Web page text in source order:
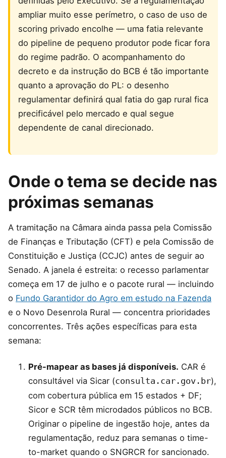
ampliar muito esse perímetro, o caso de uso de
scoring privado encolhe — uma fatia relevante
do pipeline de pequeno produtor pode ficar fora
do regime padrão. O acompanhamento do
decreto e da instrução do BCB é tão importante
quanto a aprovação do PL: o desenho
regulamentar definirá qual fatia do gap rural fica
precificável pelo mercado e qual segue
dependente de canal direcionado.
Onde o tema se decide nas
próximas semanas
A tramitação na Câmara ainda passa pela Comissão
de Finanças e Tributação (CFT) e pela Comissão de
Constituição e Justiça (CCJC) antes de seguir ao
Senado. A janela é estreita: o recesso parlamentar
começa em 17 de julho e o pacote rural — incluindo
o Fundo Garantidor do Agro em estudo na Fazenda
e o Novo Desenrola Rural — concentra prioridades
concorrentes. Três ações específicas para esta
semana:
Pré-mapear as bases já disponíveis. CAR é
consultável via Sicar (consulta.car.gov.br),
com cobertura pública em 15 estados + DF;
Sicor e SCR têm microdados públicos no BCB.
Originar o pipeline de ingestão hoje, antes da
regulamentação, reduz para semanas o time-
to-market quando o SNGRCR for sancionado.